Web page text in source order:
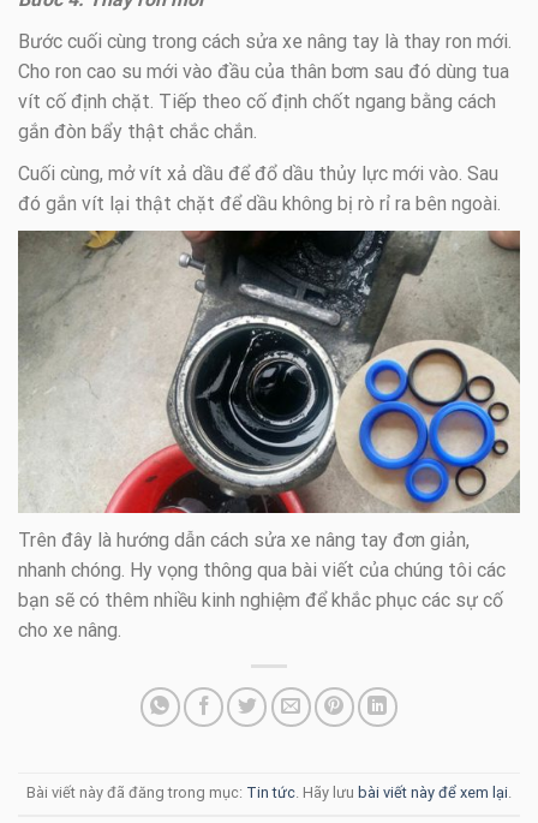
Bước cuối cùng trong cách sửa xe nâng tay là thay ron mới.
Cho ron cao su mới vào đầu của thân bơm sau đó dùng tua
vít cố định chặt. Tiếp theo cố định chốt ngang bằng cách
gắn đòn bẩy thật chắc chắn.
Cuối cùng, mở vít xả dầu để đổ dầu thủy lực mới vào. Sau
đó gắn vít lại thật chặt để dầu không bị rò rỉ ra bên ngoài.
Trên đây là hướng dẫn cách sửa xe nâng tay đơn giản,
nhanh chóng. Hy vọng thông qua bài viết của chúng tôi các
bạn sẽ có thêm nhiều kinh nghiệm để khắc phục các sự cố
cho xe nâng.
Bài viết này đã đăng trong mục: Tin tức . Hãy lưu bài viết này để xem lại